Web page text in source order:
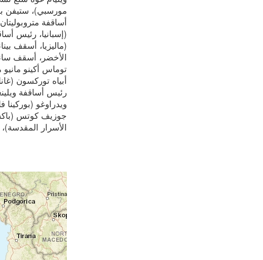
مورسبي)، ستيفن
أساقفة
(إسبانيا، رئيس
(ماليزيا، أسقف
الأخضر، أسقف
توماس أكينو مانيو
أبياه توركسون
رئيس أساقفة
ويدراوغو
جوزيف كوتس
الأسرار المقدسة)،